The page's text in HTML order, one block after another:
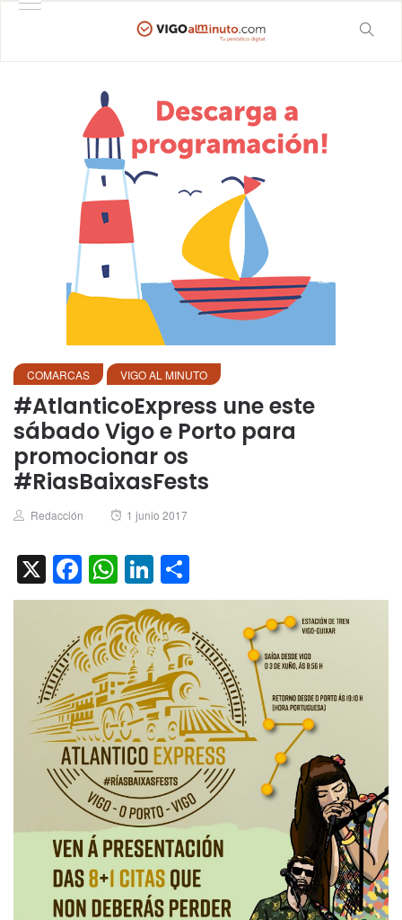
COMARCAS VIGO AL MINUTO
#AtlanticoExpress une este
sábado Vigo e Porto para
promocionar os
#RiasBaixasFests
Author
Redacción
Posted
1 junio 2017
X Facebook
WhatsApp
LinkedIn